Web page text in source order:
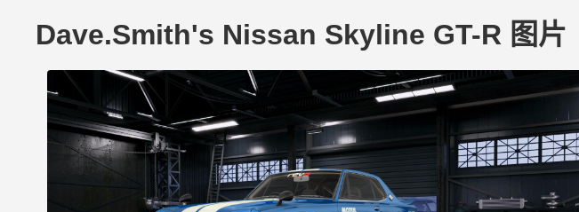
Dave.Smith's Nissan Skyline GT-R 图片